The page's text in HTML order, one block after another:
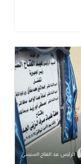
الرئيس عبد الفتاح السيسي